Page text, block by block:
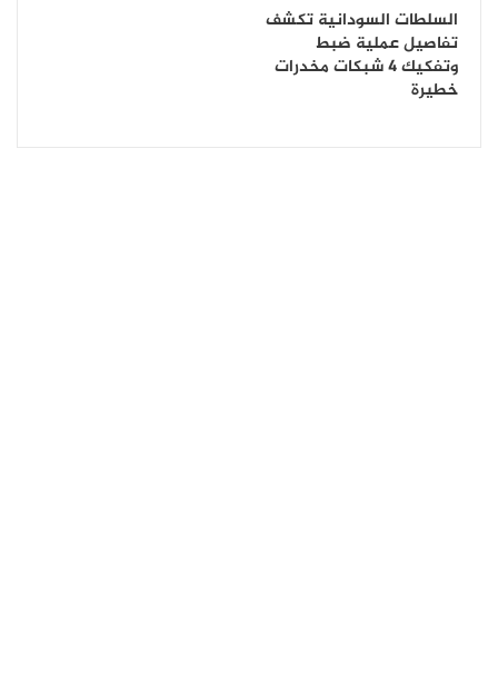
السلطات السودانية تكشف
تفاصيل عملية ضبط
وتفكيك 4 شبكات مخدرات
خطيرة